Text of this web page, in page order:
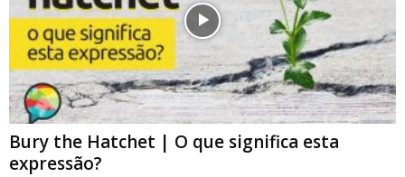
Bury the Hatchet | O que significa esta
expressão?